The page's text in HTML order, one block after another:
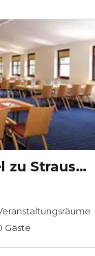
The Lakeside Burghotel zu Strausberg
e
Gäste